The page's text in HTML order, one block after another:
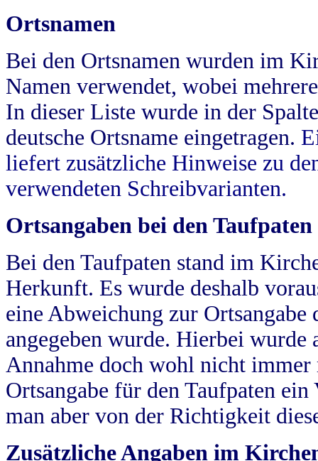
Ortsnamen
Bei den Ortsnamen wurden im
Namen verwendet, wobei
In dieser Liste wurde in der
deutsche Ortsname eingetragen.
liefert zusätzliche Hinweise zu
verwendeten Schreibvarianten.
Ortsangaben bei den Taufpaten
Bei den Taufpaten stand im
Herkunft. Es wurde deshalb
eine Abweichung zur
angegeben wurde. Hierbei wurde
Annahme doch wohl nicht
Ortsangabe für den Taufpaten
man aber von der Richtigkeit
Zusätzliche Angaben im